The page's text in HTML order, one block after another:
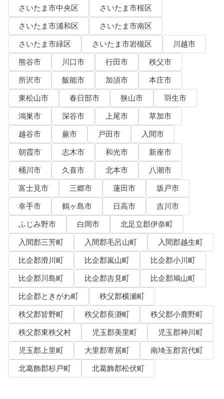
さいたま市中央区
さいたま市桜区
さいたま市浦和区
さいたま市南区
さいたま市緑区
さいたま市岩槻区
川越市
熊谷市
川口市 行田市
秩父市
所沢市
飯能市 加須市
本庄市
東松山市
春日部市 狭山市
羽生市
鴻巣市
深谷市 上尾市
草加市
越谷市
蕨市 戸田市
入間市
朝霞市
志木市 和光市
新座市
桶川市
久喜市 北本市
八潮市
富士見市
三郷市 蓮田市
坂戸市
幸手市
鶴ヶ島市 日高市
吉川市
ふじみ野市
白岡市
北足立郡伊奈町
入間郡三芳町
入間郡毛呂山町
入間郡越生町
比企郡滑川町
比企郡嵐山町
比企郡小川町
比企郡川島町
比企郡吉見町
比企郡鳩山町
比企郡ときがわ町
秩父郡横瀬町
秩父郡皆野町
秩父郡長瀞町
秩父郡小鹿野町
秩父郡東秩父村
児玉郡美里町
児玉郡神川町
児玉郡上里町
大里郡寄居町
南埼玉郡宮代町
北葛飾郡杉戸町
北葛飾郡松伏町